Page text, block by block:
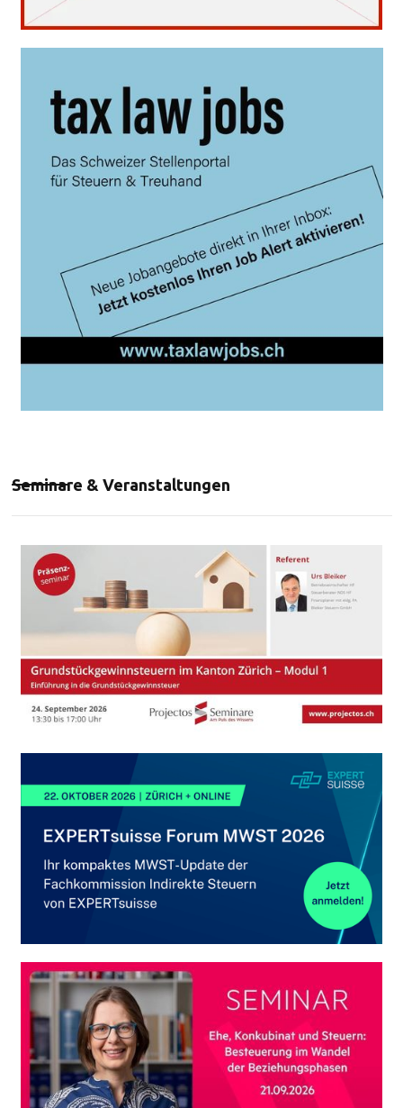
Seminare & Veranstaltungen